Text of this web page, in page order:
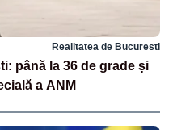
Realitatea de Bucuresti
până la 36 de grade și
a ANM